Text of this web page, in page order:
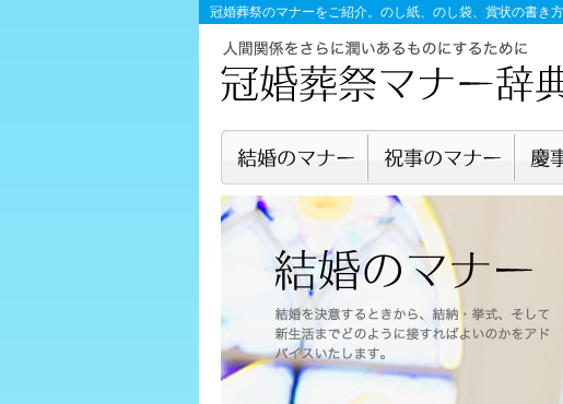
冠婚葬祭のマナーをご紹介。のし紙、のし袋、賞状の書き